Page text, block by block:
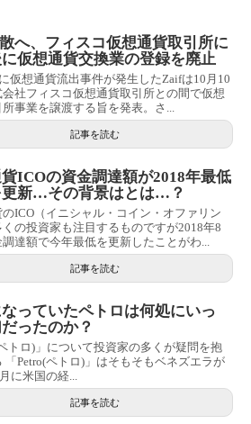
へ、フィスコ仮想通貨取引所に
仮想通貨交換業の登録を廃止
仮想通貨流出事件が発生したZaifは10月10
会社フィスコ仮想通貨取引所との間で仮想
事業を譲渡する旨を発表。さ...
記事を読む
ICOの資金調達額が2018年最低
更新…その背景はとは…？
ICO（イニシャル・コイン・オファリン
くの投資家も注目するものですが2018年8
調達額で今年最低を更新したことがわ...
記事を読む
っていたペトロは何処にいっ
ったのか？
ペトロ)」について投資家の多くが疑問を抱
「Petro(ペトロ)」はそもそもベネズエラが
に米国の経...
記事を読む